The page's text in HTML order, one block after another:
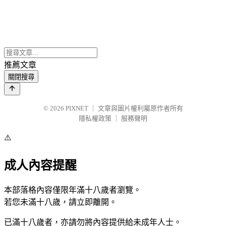
推薦文章
關閉搜尋
© 2026 PIXNET
文章與圖片權利屬原作者所有
隱私權政策
服務聲明
⚠️
成人內容提醒
本部落格內容僅限年滿十八歲者瀏覽。
若您未滿十八歲，請立即離開。
已滿十八歲者，亦請勿將內容提供給未成年人士。